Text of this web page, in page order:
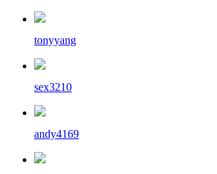
tonyyang
sex3210
andy4169